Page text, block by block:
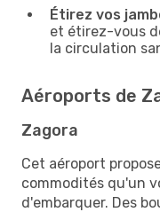
Étirez vos
et étirez-vous
la circulation
Aéroports de
Zagora
Cet aéroport
commodités qu'un
d'embarquer. Des